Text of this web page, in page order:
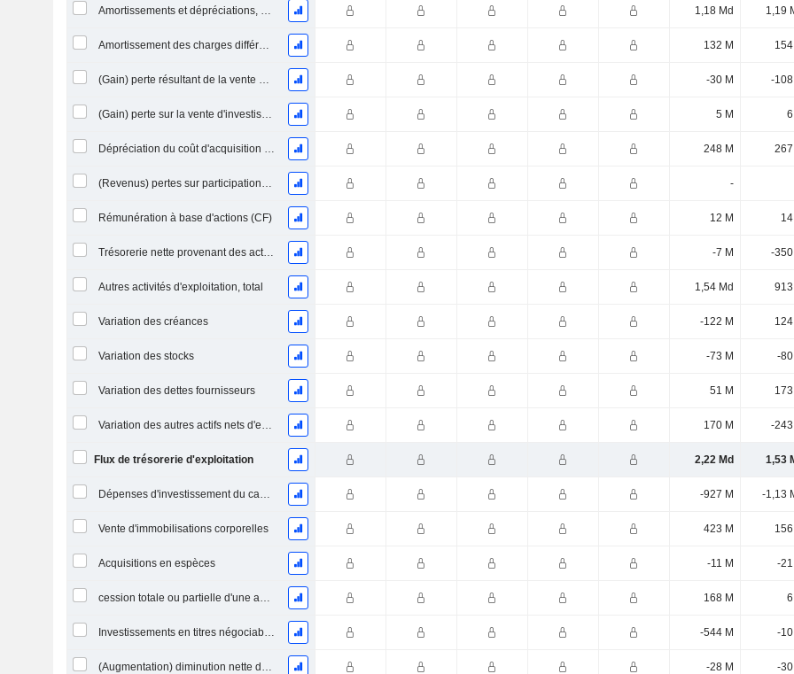
Amortissements et dépréciations, Total 1,18 Md 1,19
Amortissement des charges différées, Total - (CF) 132 M
(Gain) perte résultant de la vente d'un actif -30 M -
(Gain) perte sur la vente d'investissements - (CF) 5 M
Dépréciation du coût d'acquisition d'actifs et dépenses de restructuration 248 M
(Revenus) pertes sur participations - (CF) -
Rémunération à base d'actions (CF) 12 M
Trésorerie nette provenant des activités abandonnées -7 M -
Autres activités d'exploitation, total 1,54 Md
Variation des créances -122 M
Variation des stocks -73 M -
Variation des dettes fournisseurs 51 M
Variation des autres actifs nets d'exploitation 170 M -
Flux de trésorerie d'exploitation 2,22 Md 1,53
Dépenses d'investissement du capital (CAPEX) -927 M -1,13
Vente d'immobilisations corporelles 423 M
Acquisitions en espèces -11 M -
cession totale ou partielle d'une activité 168 M
Investissements en titres négociables et en actions, total -544 M -
(Augmentation) diminution nette des prêts accordés / vendus - Investissements -28 M -